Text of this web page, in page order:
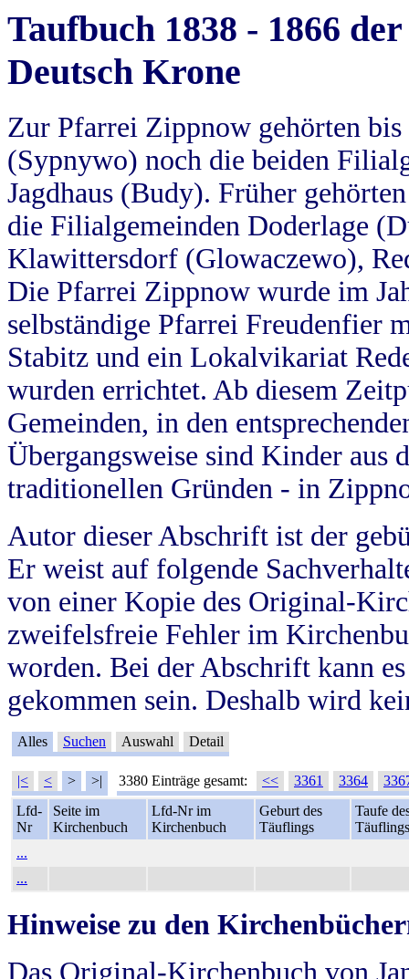
Taufbuch 1838 - 1866
Deutsch Krone
Zur Pfarrei Zippnow gehörten
(Sypnywo) noch die beiden
Jagdhaus (Budy). Früher
die Filialgemeinden Doderlage
Klawittersdorf (Glowaczewo),
Die Pfarrei Zippnow wurde im
selbständige Pfarrei Freudenfier
Stabitz und ein Lokalvikariat
wurden errichtet. Ab diesem
Gemeinden, in den
Übergangsweise sind Kinder aus
traditionellen Gründen - in
Autor dieser Abschrift ist der
Er weist auf folgende
von einer Kopie des Original-
zweifelsfreie Fehler im
worden. Bei der Abschrift kann
gekommen sein. Deshalb wird
Alles Suchen Auswahl Detail
|< < > >| 3380 Einträge gesamt: << 3361 3364
Lfd-
Nr
Seite im
Kirchenbuch
Lfd-Nr im
Kirchenbuch
Geburt des
Täuflings
Taufe
Täuflings
...
...
Hinweise zu den
Das Original-Kirchenbuch von